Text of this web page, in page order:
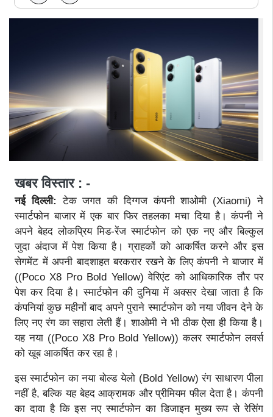
खबर विस्तार : -
नई दिल्ली:टेक जगत की दिग्गज कंपनी शाओमी (Xiaomi) ने
स्मार्टफोन बाजार में एक बार फिर तहलका मचा दिया है। कंपनी ने
अपने बेहद लोकप्रिय मिड-रेंज स्मार्टफोन को एक नए और बिल्कुल
जुदा अंदाज में पेश किया है। ग्राहकों को आकर्षित करने और इस
सेगमेंट में अपनी बादशाहत बरकरार रखने के लिए कंपनी ने बाजार में
((Poco X8 Pro Bold Yellow) वेरिएंट को आधिकारिक तौर पर
पेश कर दिया है। स्मार्टफोन की दुनिया में अक्सर देखा जाता है कि
कंपनियां कुछ महीनों बाद अपने पुराने स्मार्टफोन को नया जीवन देने के
लिए नए रंग का सहारा लेती हैं। शाओमी ने भी ठीक ऐसा ही किया है।
यह नया ((Poco X8 Pro Bold Yellow)) कलर स्मार्टफोन लवर्स
को खूब आकर्षित कर रहा है।
इस स्मार्टफोन का नया बोल्ड येलो (Bold Yellow) रंग साधारण पीला
नहीं है, बल्कि यह बेहद आक्रामक और प्रीमियम फील देता है। कंपनी
का दावा है कि इस नए स्मार्टफोन का डिजाइन मुख्य रूप से रेसिंग